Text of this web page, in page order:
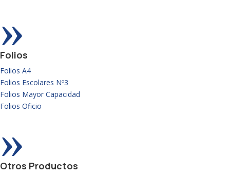
»
Folios
Folios A4
Folios Escolares Nº3
Folios Mayor Capacidad
Folios Oficio
»
Otros Productos